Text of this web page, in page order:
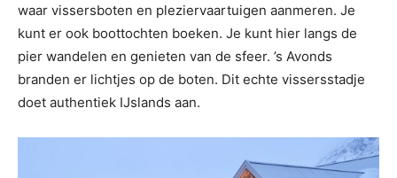
waar vissersboten en pleziervaartuigen aanmeren. Je
kunt er ook boottochten boeken. Je kunt hier langs de
pier wandelen en genieten van de sfeer. ’s Avonds
branden er lichtjes op de boten. Dit echte vissersstadje
doet authentiek IJslands aan.